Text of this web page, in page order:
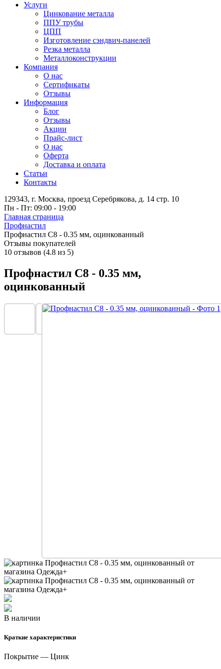
Услуги
Цинкование металла
ППУ трубы
ЦПП
Изготовление сэндвич-панелей
Резка металла
Металлоконструкции
Компания
О нас
Сертификаты
Отзывы
Информация
Блог
Отзывы
Акции
Прайс-лист
О нас
Оферта
Доставка и оплата
Статьи
Контакты
129343, г. Москва, проезд Серебрякова, д. 14 стр. 10
Пн - Пт: 09:00 - 19:00
Главная страница
Профнастил
Профнастил С8 - 0.35 мм, оцинкованный
Отзывы покупателей
10 отзывов (4.8 из 5)
Профнастил С8 - 0.35 мм,
оцинкованный
В наличии
Краткие характеристики
Покрытие — Цинк